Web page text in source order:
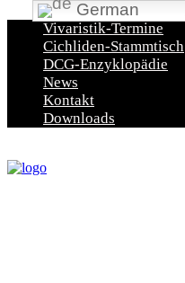
Vivaristik-Termine
Cichliden-Stammtisch
DCG-Enzyklopädie
News
Kontakt
Downloads
German